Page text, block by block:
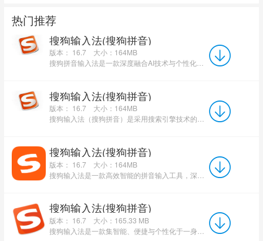
热门推荐
搜狗输入法(搜狗拼音)
版本： 16.7
大小：164MB
搜狗拼音输入法是一款深度融合AI技术与个性化服务的智能输入工具。它通过智能纠错、上下文感知等AI功能提...
搜狗输入法(搜狗拼音)
版本： 16.7
大小：164MB
搜狗输入法(搜狗拼音)
版本： 16.7
大小：164MB
搜狗输入法(搜狗拼音)
版本： 16.7
大小：165.33 MB